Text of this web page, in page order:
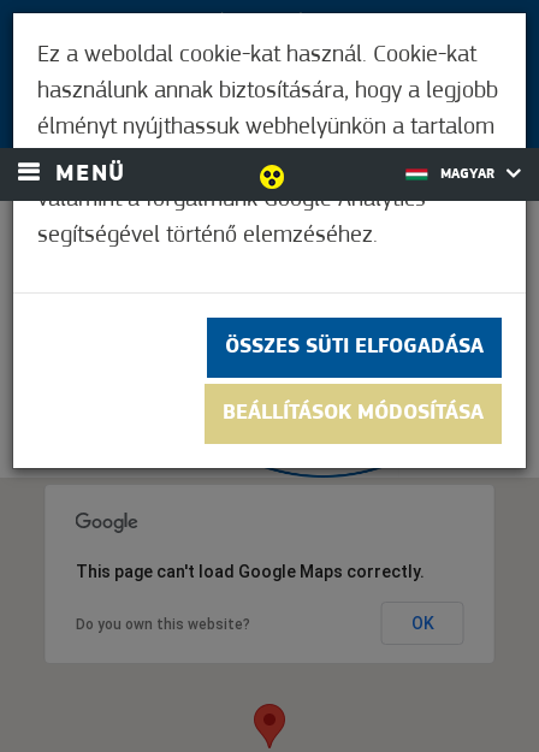
BEJELENTKEZÉS
MENÜ MAGYAR
This page can't load Google Maps correctly.
Do you own this website? OK
Ez a weboldal cookie-kat használ. Cookie-kat
használunk annak biztosítására, hogy a legjobb
élményt nyújthassuk webhelyünkön a tartalom
és a hirdetések személyre szabásához,
valamint a forgalmunk Google Analytics
segítségével történő elemzéséhez.
ÖSSZES SÜTI ELFOGADÁSA
BEÁLLÍTÁSOK MÓDOSÍTÁSA